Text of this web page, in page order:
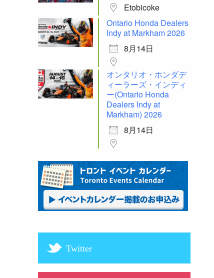
Etobicoke
Ontario Honda Dealers
Indy at Markham 2026
8月14日
オンタリオ・ホンダデ
ィーラーズ・インディ
ー(Ontario Honda
Dealers Indy at
Markham) 2026
8月14日
Twitter